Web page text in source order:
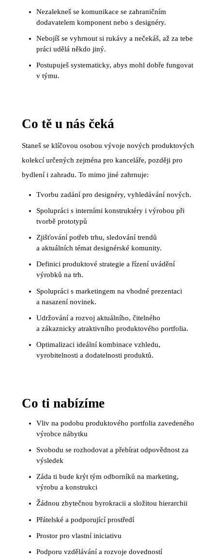
Nezalekneš se komunikace se zahraničním
dodavatelem komponent nebo s designéry.
Nebojíš se vyhrnout si rukávy a nečekáš, až za tebe
práci udělá někdo jiný.
Postupuješ systematicky, abys mohl dobře fungovat
v týmu.
Co tě u nás čeká
Staneš se klíčovou osobou vývoje nových produktových
kolekcí určených zejména pro kanceláře, později pro
bydlení i zahradu. To mimo jiné zahrnuje:
Tvorbu zadání pro designéry, vyhledávání nových.
Spolupráci s interními konstruktéry i výrobou při
tvorbě prototypů
Zjišťování potřeb trhu, sledování trendů
a aktuálních témat designérské komunity.
Definici produktové strategie a řízení uvádění
výrobků na trh.
Spolupráci s marketingem na vhodné prezentaci
a nasazení novinek.
Udržování a rozvoj aktuálního, čitelného
a zákaznicky atraktivního produktového portfolia.
Optimalizaci ideální kombinace vzhledu,
vyrobitelnosti a dodatelnosti produktů.
Co ti nabízíme
Vliv na podobu produktového portfolia zavedeného
výrobce nábytku
Svobodu se rozhodovat a přebírat odpovědnost za
výsledek
Záda ti bude krýt tým odborníků na marketing,
výrobu a konstrukci
Žádnou zbytečnou byrokracii a složitou hierarchii
Přátelské a podporující prostředí
Prostor pro vlastní iniciativu
Podporu vzdělávání a rozvoje dovedností